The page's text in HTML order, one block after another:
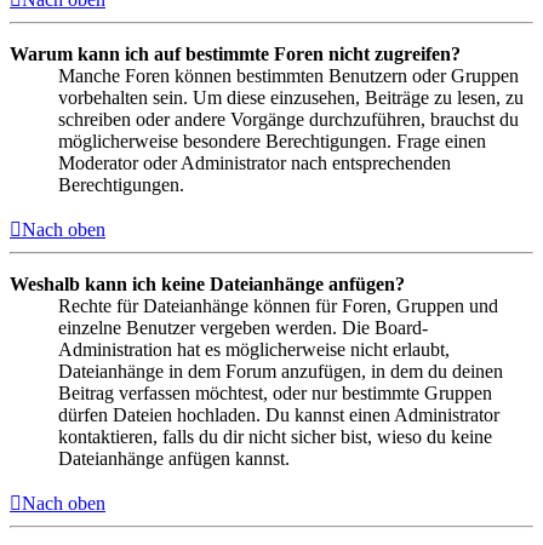
Warum kann ich auf bestimmte Foren nicht zugreifen?
Manche Foren können bestimmten Benutzern oder Gruppen
vorbehalten sein. Um diese einzusehen, Beiträge zu lesen, zu
schreiben oder andere Vorgänge durchzuführen, brauchst du
möglicherweise besondere Berechtigungen. Frage einen
Moderator oder Administrator nach entsprechenden
Berechtigungen.
Nach oben
Weshalb kann ich keine Dateianhänge anfügen?
Rechte für Dateianhänge können für Foren, Gruppen und
einzelne Benutzer vergeben werden. Die Board-
Administration hat es möglicherweise nicht erlaubt,
Dateianhänge in dem Forum anzufügen, in dem du deinen
Beitrag verfassen möchtest, oder nur bestimmte Gruppen
dürfen Dateien hochladen. Du kannst einen Administrator
kontaktieren, falls du dir nicht sicher bist, wieso du keine
Dateianhänge anfügen kannst.
Nach oben